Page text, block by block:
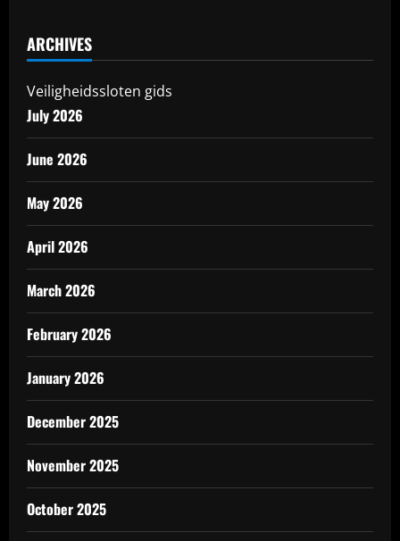
ARCHIVES
Veiligheidssloten gids
July 2026
June 2026
May 2026
April 2026
March 2026
February 2026
January 2026
December 2025
November 2025
October 2025